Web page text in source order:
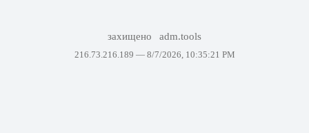
захищено adm.tools
216.73.216.189 — 8/7/2026, 10:35:21 PM